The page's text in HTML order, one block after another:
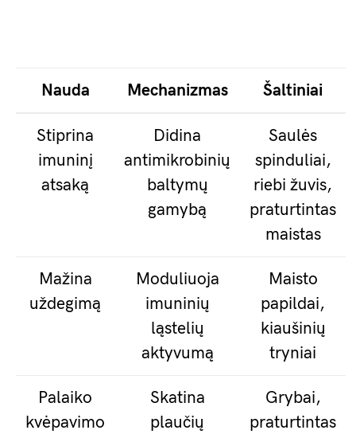
Nauda Mechanizmas Šaltiniai
Stiprina
imuninį
atsaką
Didina
antimikrobinių
baltymų
gamybą
Saulės
spinduliai,
riebi žuvis,
praturtintas
maistas
Mažina
uždegimą
Moduliuoja
imuninių
ląstelių
aktyvumą
Maisto
papildai,
kiaušinių
tryniai
Palaiko
kvėpavimo
Skatina
plaučių
Grybai,
praturtintas